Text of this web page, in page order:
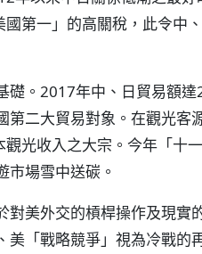
第一」的高關稅，此令中
礎。2017年中、日貿易額
二大貿易對象。在觀光客
光收入之大宗。今年「十
市場雪中送碳。
美外交的槓桿操作及現實
「戰略競爭」視為冷戰的